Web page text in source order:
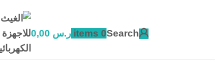
Search
0
items ر.س